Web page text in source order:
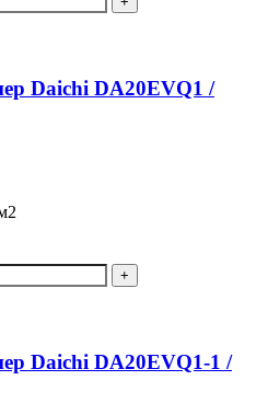
Daichi DA20EVQ1 /
Daichi DA20EVQ1-1 /